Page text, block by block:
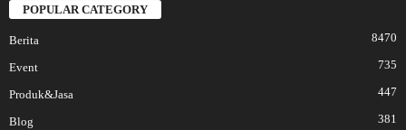
POPULAR CATEGORY
Berita 8470
Event 735
Produk&Jasa 447
Blog 381